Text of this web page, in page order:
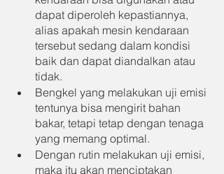
dapat diperoleh kepastiannya,
alias apakah mesin kendaraan
tersebut sedang dalam kondisi
baik dan dapat diandalkan atau
tidak.
Bengkel yang melakukan uji emisi
tentunya bisa mengirit bahan
bakar, tetapi tetap dengan tenaga
yang memang optimal.
Dengan rutin melakukan uji emisi,
maka itu akan menciptakan